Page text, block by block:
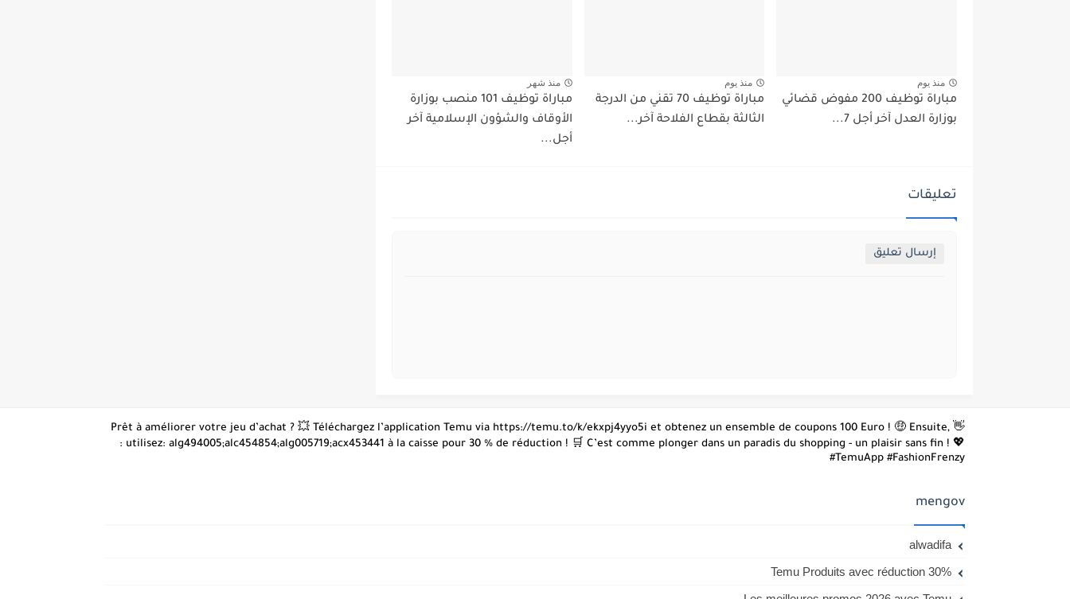
منذ يوم
مباراة توظيف 200 مفوض قضائي
بوزارة العدل آخر أجل 7...
منذ يوم
مباراة توظيف 70 تقني من الدرجة
الثالثة بقطاع الفلاحة آخر...
منذ شهر
مباراة توظيف 101 منصب بوزارة
الأوقاف والشؤون الإسلامية آخر
أجل...
تعليقات
إرسال تعليق
👋 Prêt à améliorer votre jeu d’achat ? 💥 Téléchargez l’application Temu via https://temu.to/k/ekxpj4yyo5i et obtenez un ensemble de coupons 100 Euro ! 🤑 Ensuite,
: utilisez: alg494005;alc454854;alg005719;acx453441 à la caisse pour 30 % de réduction ! 🛒 C’est comme plonger dans un paradis du shopping - un plaisir sans fin ! 💖
#TemuApp #FashionFrenzy
mengov
alwadifa
Temu Produits avec réduction 30%